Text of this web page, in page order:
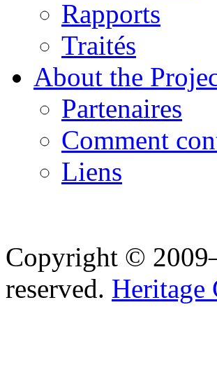
Rapports
Traités
About the
Partenaires
Comment
Liens
Copyright ©
reserved. Heritage